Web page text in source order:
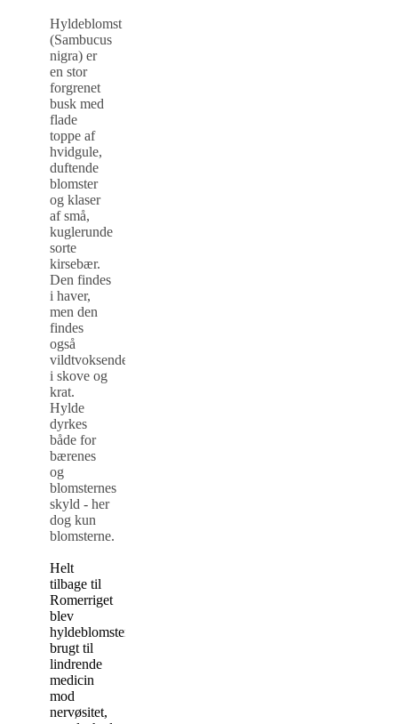
Hyldeblomst
(Sambucus
nigra) er
en stor
forgrenet
busk med
flade
toppe af
hvidgule,
duftende
blomster
og klaser
af små,
kuglerunde
sorte
kirsebær.
Den findes
i haver,
men den
findes
også
vildtvoksende
i skove og
krat.
Hylde
dyrkes
både for
bærenes
og
blomsternes
skyld - her
dog kun
blomsterne.
Helt
tilbage til
Romerriget
blev
hyldeblomsten
brugt til
lindrende
medicin
mod
nervøsitet,